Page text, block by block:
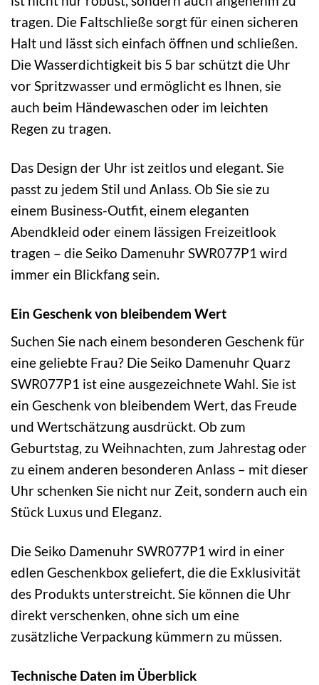
tragen. Die Faltschließe sorgt für einen sicheren
Halt und lässt sich einfach öffnen und schließen.
Die Wasserdichtigkeit bis 5 bar schützt die Uhr
vor Spritzwasser und ermöglicht es Ihnen, sie
auch beim Händewaschen oder im leichten
Regen zu tragen.
Das Design der Uhr ist zeitlos und elegant. Sie
passt zu jedem Stil und Anlass. Ob Sie sie zu
einem Business-Outfit, einem eleganten
Abendkleid oder einem lässigen Freizeitlook
tragen – die Seiko Damenuhr SWR077P1 wird
immer ein Blickfang sein.
Ein Geschenk von bleibendem Wert
Suchen Sie nach einem besonderen Geschenk für
eine geliebte Frau? Die Seiko Damenuhr Quarz
SWR077P1 ist eine ausgezeichnete Wahl. Sie ist
ein Geschenk von bleibendem Wert, das Freude
und Wertschätzung ausdrückt. Ob zum
Geburtstag, zu Weihnachten, zum Jahrestag oder
zu einem anderen besonderen Anlass – mit dieser
Uhr schenken Sie nicht nur Zeit, sondern auch ein
Stück Luxus und Eleganz.
Die Seiko Damenuhr SWR077P1 wird in einer
edlen Geschenkbox geliefert, die die Exklusivität
des Produkts unterstreicht. Sie können die Uhr
direkt verschenken, ohne sich um eine
zusätzliche Verpackung kümmern zu müssen.
Technische Daten im Überblick